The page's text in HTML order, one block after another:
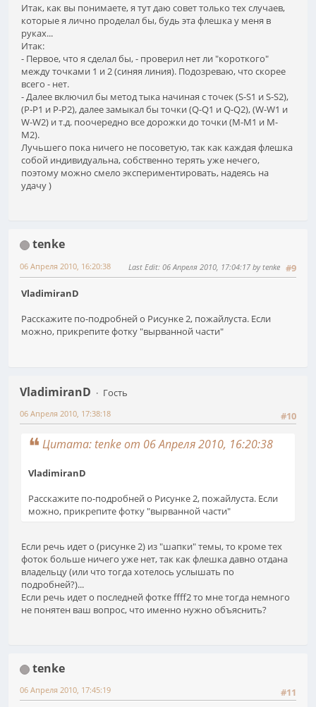
Итак, как вы понимаете, я тут даю совет только тех случаев,
которые я лично проделал бы, будь эта флешка у меня в
руках...
Итак:
- Первое, что я сделал бы, - проверил нет ли "короткого"
между точками 1 и 2 (синяя линия). Подозреваю, что скорее
всего - нет.
- Далее включил бы метод тыка начиная с точек (S-S1 и S-S2),
(P-P1 и P-P2), далее замыкал бы точки (Q-Q1 и Q-Q2), (W-W1 и
W-W2) и т.д. поочередно все дорожки до точки (M-M1 и M-
M2).
Лучьшего пока ничего не посоветую, так как каждая флешка
собой индивидуальна, собственно терять уже нечего,
поэтому можно смело экспериментировать, надеясь на
удачу )
tenke
#9
06 Апреля 2010, 16:20:38 Last Edit: 06 Апреля 2010, 17:04:17 by tenke
VladimiranD
Расскажите по-подробней о Рисунке 2, пожайлуста. Если
можно, прикрепите фотку "вырванной части"
VladimiranD
Гость
#10
06 Апреля 2010, 17:38:18
Цитата: tenke от 06 Апреля 2010, 16:20:38
VladimiranD
Расскажите по-подробней о Рисунке 2, пожайлуста. Если
можно, прикрепите фотку "вырванной части"
Если речь идет о (рисунке 2) из "шапки" темы, то кроме тех
фоток больше ничего уже нет, так как флешка давно отдана
владельцу (или что тогда хотелось услышать по
подробней?)...
Если речь идет о последней фотке ffff2 то мне тогда немного
не понятен ваш вопрос, что именно нужно объяснить?
tenke
#11
06 Апреля 2010, 17:45:19